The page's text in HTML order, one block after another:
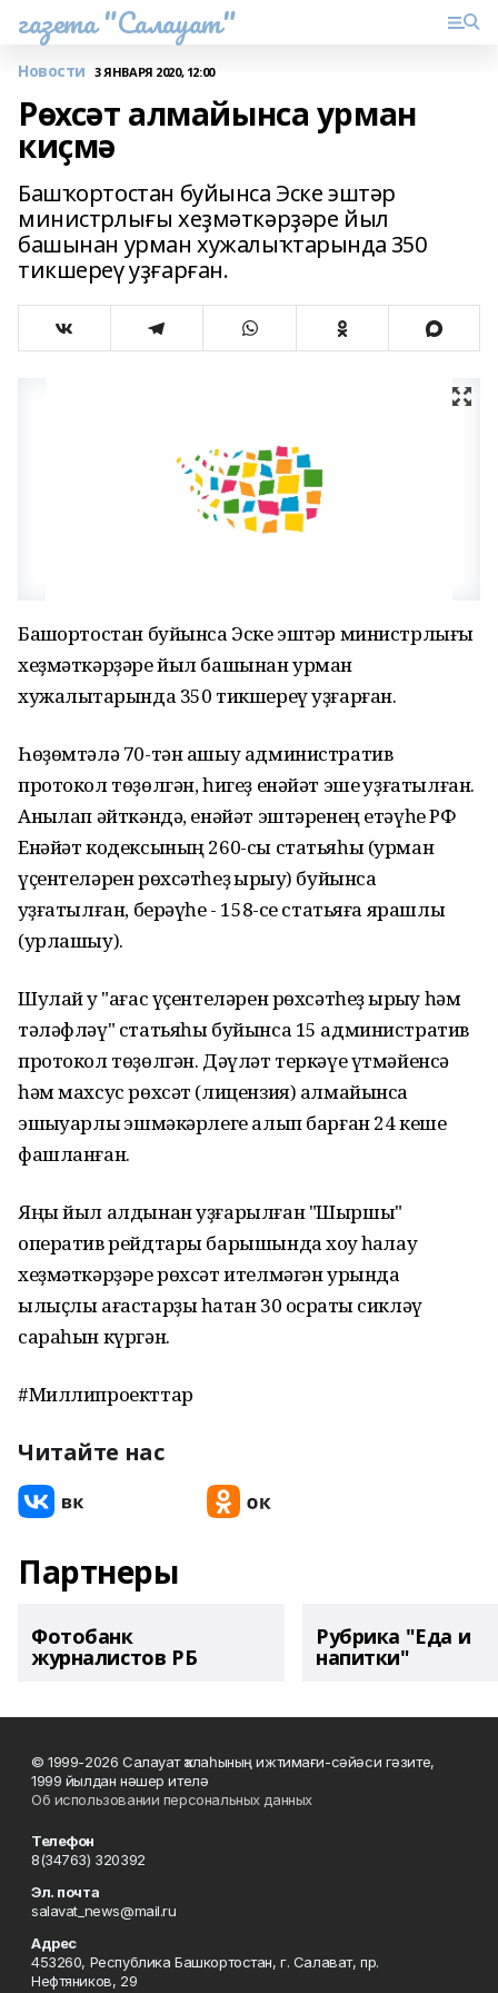
газета "Салауат"
Новости 3 ЯНВАРЯ 2020, 12:00
Рөхсәт алмайынса урман
киҫмә
Башҡортостан буйынса Эске эштәр
министрлығы хеҙмәткәрҙәре йыл
башынан урман хужалыҡтарында 350
тикшереү уҙғарған.
Башҡортостан буйынса Эске эштәр министрлығы
хеҙмәткәрҙәре йыл башынан урман
хужалыҡтарында 350 тикшереү уҙғарған.
Һөҙөмтәлә 70-тән ашыу административ
протокол төҙөлгән, һигеҙ енәйәт эше ҡуҙғатылған.
Аныҡлап әйткәндә, енәйәт эштәренең етәүһе РФ
Енәйәт кодексының 260-сы статьяһы (урман
үҫентеләрен рөхсәтһеҙ ҡырҡыу) буйынса
ҡуҙғатылған, берәүһе - 158-се статьяға ярашлы
(урлашыу).
Шулай уҡ "ағас үҫентеләрен рөхсәтһеҙ ҡырҡыу һәм
тәләфләү" статьяһы буйынса 15 административ
протокол төҙөлгән. Дәүләт теркәүе үтмәйенсә
һәм махсус рөхсәт (лицензия) алмайынса
эшҡыуарлыҡ эшмәкәрлеге алып барған 24 кеше
фашланған.
Яңы йыл алдынан уҙғарылған "Шыршы"
оператив рейдтары барышында хоҡуҡ һаҡлау
хеҙмәткәрҙәре рөхсәт ителмәгән урында
ылыҫлы ағастарҙы һатҡан 30 осраҡты сикләү
сараһын күргән.
#Миллипроекттар
Читайте нас
Партнеры
Фотобанк
журналистов РБ
Рубрика "Еда и
напитки"
© 1999-2026 Салауат ҡалаһының ижтимағи-сәйәси гәзите,
1999 йылдан нәшер ителә
Об использовании персональных данных
Телефон
8(34763) 320392
Эл. почта
salavat_news@mail.ru
Адрес
453260, Республика Башкортостан, г. Салават, пр.
Нефтяников, 29